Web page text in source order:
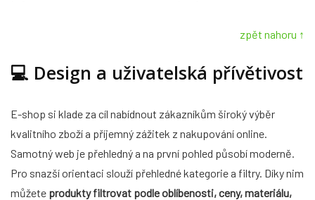
zpět nahoru ↑
💻 Design a uživatelská přívětivost
E-shop si klade za cíl nabídnout zákazníkům široký výběr
kvalitního zboží a příjemný zážitek z nakupování online.
Samotný web je přehledný a na první pohled působí moderně.
Pro snazší orientaci slouží přehledné kategorie a filtry. Díky nim
můžete produkty filtrovat podle oblíbenosti, ceny, materiálu,